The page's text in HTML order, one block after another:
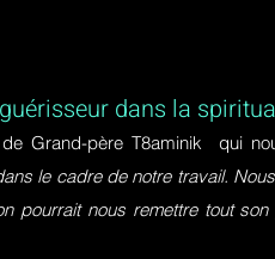
dans la
Grand-père T8aminik qui
le cadre de notre travail.
pourrait nous remettre tout